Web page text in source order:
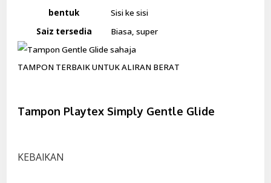
bentuk
Sisi ke sisi
Saiz tersedia
Biasa, super
TAMPON TERBAIK UNTUK ALIRAN BERAT
Tampon Playtex Simply Gentle Glide
KEBAIKAN